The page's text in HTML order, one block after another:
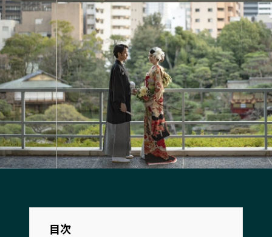
岡山エリア
広島エリア
山口エリア
徳島エリア
香川エリア
愛媛エリア
高知エリア
福岡エリア
佐賀エリア
長崎エリア
熊本エリア
大分エリア
宮崎エリア
鹿児島エリア
沖縄エリア
特集コンテンツ
目次